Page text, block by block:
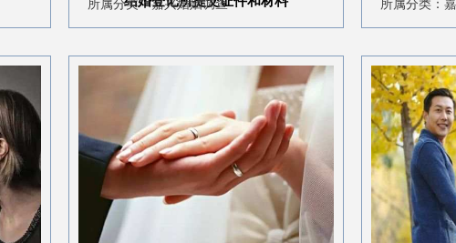
所属分类：嘉兴婚姻调查 所属分类：嘉兴打假维权